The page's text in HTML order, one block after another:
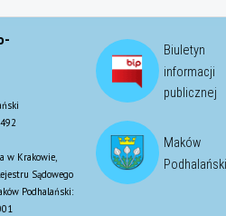
w Krakowie,
Sądowego
Podhalański:
Biuletyn
informacji
publicznej
Maków
Podhalański